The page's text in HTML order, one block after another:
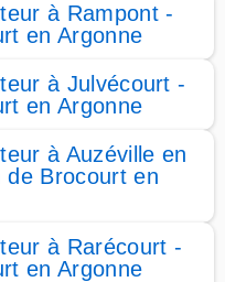
à Rampont -
en Argonne
à Julvécourt -
en Argonne
à Auzéville en
Brocourt en
à Rarécourt -
en Argonne